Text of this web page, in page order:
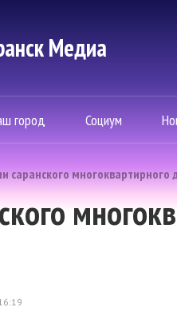
Mедиа
город Социум
саранского